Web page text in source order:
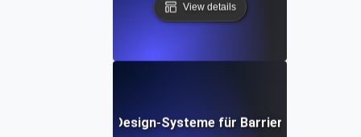
View details
Was sind Design-Systeme für Barrierefreiheit?